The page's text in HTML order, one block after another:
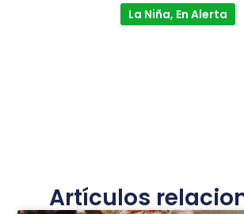
La Niña, En Alerta
Artículos